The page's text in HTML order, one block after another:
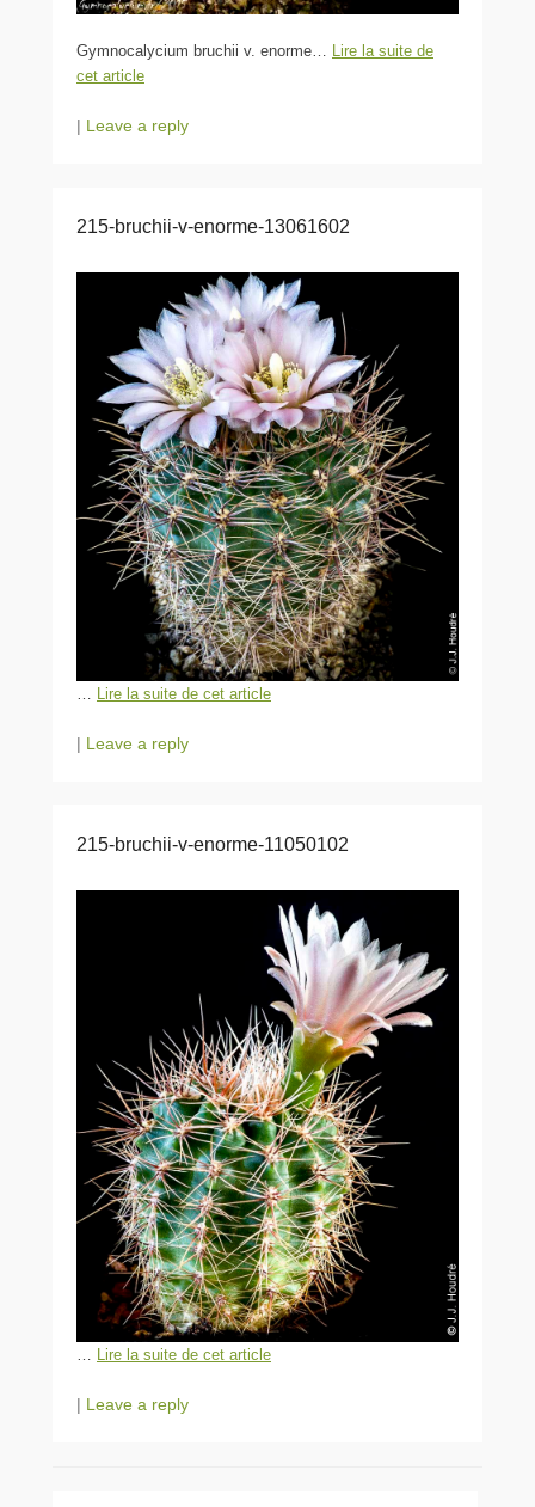
Gymnocalycium bruchii v. enorme… Lire la suite de
cet article
| Leave a reply
215-bruchii-v-enorme-13061602
Lire la suite de cet article
| Leave a reply
215-bruchii-v-enorme-11050102
… Lire la suite de cet article
| Leave a reply